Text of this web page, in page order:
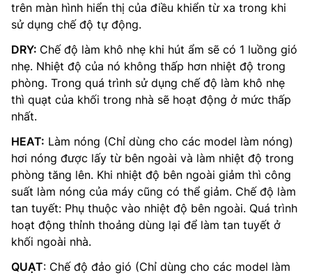
trên màn hình hiển thị của điều khiển từ xa trong khi
sử dụng chế độ tự động.
DRY: Chế độ làm khô nhẹ khi hút ẩm sẽ có 1 luồng gió
nhẹ. Nhiệt độ của nó không thấp hơn nhiệt độ trong
phòng. Trong quá trình sử dụng chế độ làm khô nhẹ
thì quạt của khối trong nhà sẽ hoạt động ở mức thấp
nhất.
HEAT: Làm nóng (Chỉ dùng cho các model làm nóng)
hơi nóng được lấy từ bên ngoài và làm nhiệt độ trong
phòng tăng lên. Khi nhiệt độ bên ngoài giảm thì công
suất làm nóng của máy cũng có thể giảm. Chế độ làm
tan tuyết: Phụ thuộc vào nhiệt độ bên ngoài. Quá trình
hoạt động thỉnh thoảng dùng lại để làm tan tuyết ở
khối ngoài nhà.
QUẠT: Chế độ đảo gió (Chỉ dùng cho các model làm